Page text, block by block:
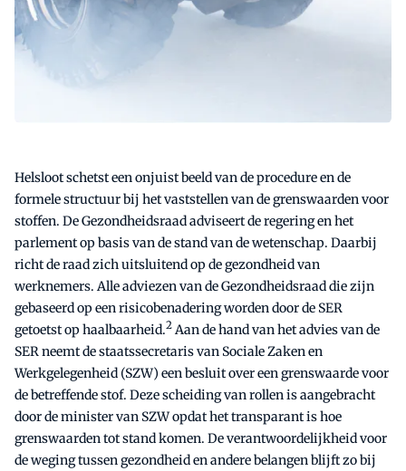
Helsloot schetst een onjuist beeld van de procedure en de
formele structuur bij het vaststellen van de grenswaarden voor
stoffen. De Gezondheidsraad adviseert de regering en het
parlement op basis van de stand van de wetenschap. Daarbij
richt de raad zich uitsluitend op de gezondheid van
werknemers. Alle adviezen van de Gezondheidsraad die zijn
gebaseerd op een risicobenadering worden door de SER
getoetst op haalbaarheid.2 Aan de hand van het advies van de
SER neemt de staatssecretaris van Sociale Zaken en
Werkgelegenheid (SZW) een besluit over een grenswaarde voor
de betreffende stof. Deze scheiding van rollen is aangebracht
door de minister van SZW opdat het transparant is hoe
grenswaarden tot stand komen. De verantwoordelijkheid voor
de weging tussen gezondheid en andere belangen blijft zo bij